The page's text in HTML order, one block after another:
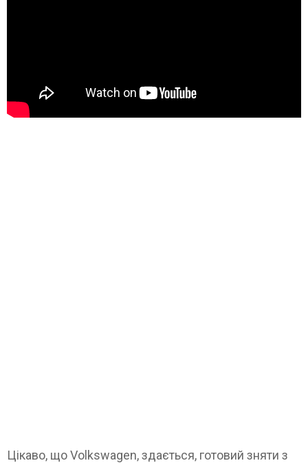
Цікаво, що Volkswagen, здається, готовий зняти з